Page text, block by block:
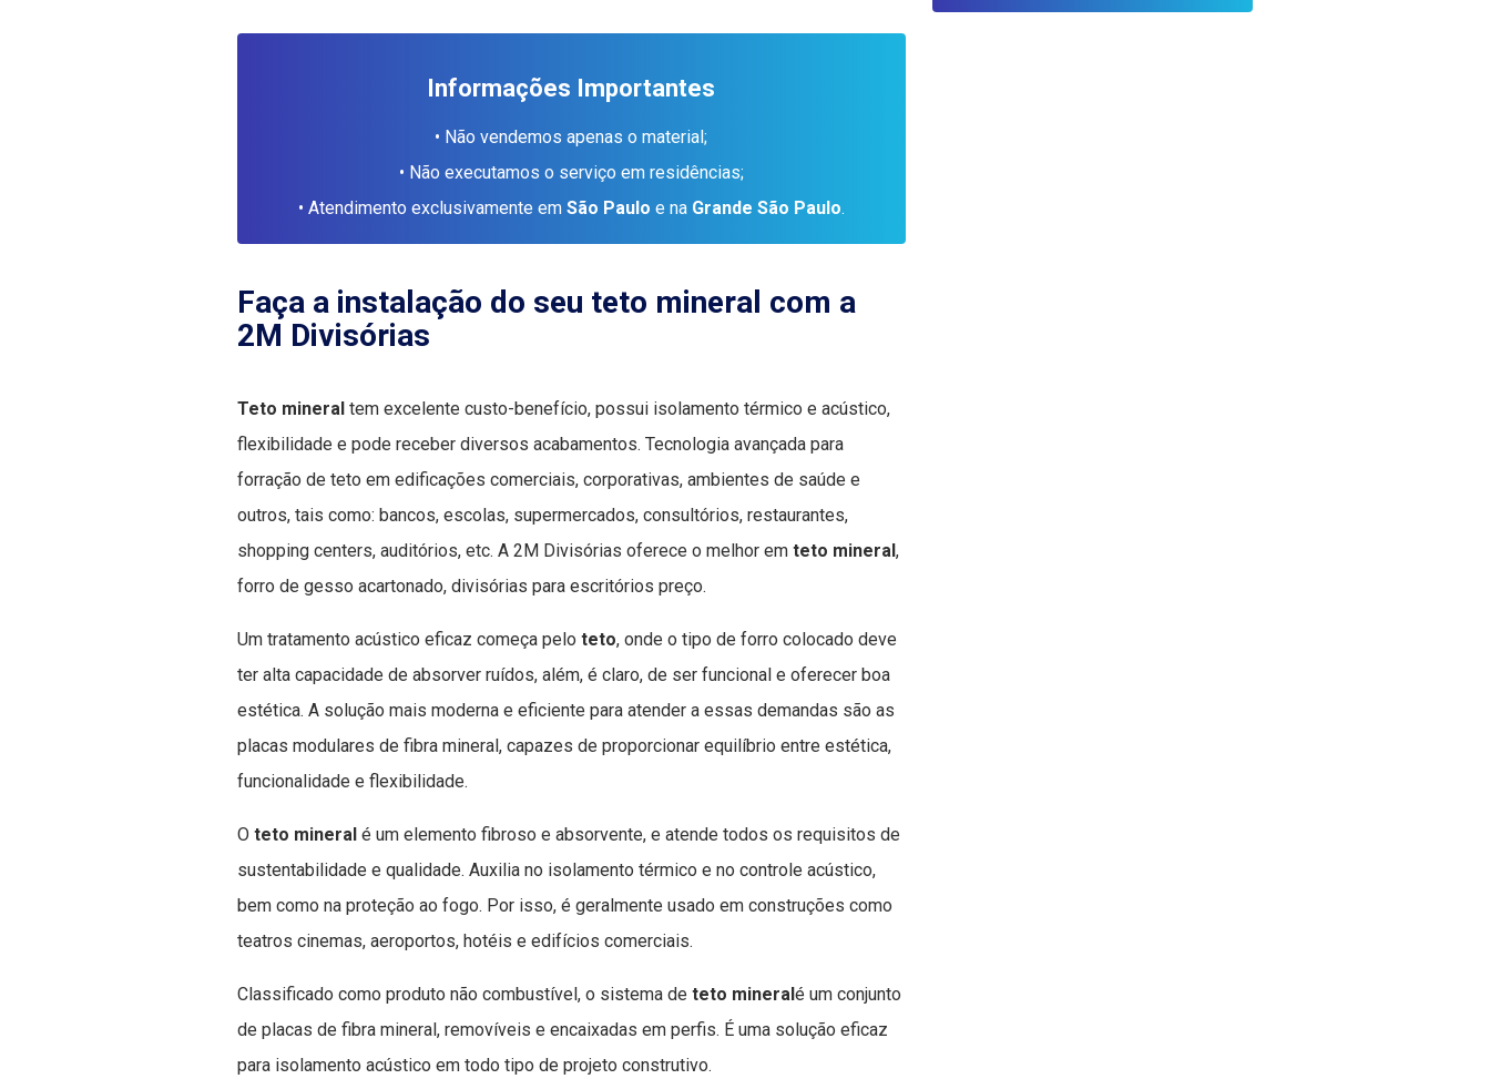
Informações Importantes
• Não vendemos apenas o material;
• Não executamos o serviço em residências;
• Atendimento exclusivamente em São Paulo e na Grande São Paulo.
Faça a instalação do seu teto mineral com a
2M Divisórias
Teto mineraltem excelente custo-benefício, possui isolamento térmico e acústico,
flexibilidade e pode receber diversos acabamentos. Tecnologia avançada para
forração de teto em edificações comerciais, corporativas, ambientes de saúde e
outros, tais como: bancos, escolas, supermercados, consultórios, restaurantes,
shopping centers, auditórios, etc. A 2M Divisórias oferece o melhor em teto mineral,
forro de gesso acartonado, divisórias para escritórios preço.
Um tratamento acústico eficaz começa pelo teto, onde o tipo de forro colocado deve
ter alta capacidade de absorver ruídos, além, é claro, de ser funcional e oferecer boa
estética. A solução mais moderna e eficiente para atender a essas demandas são as
placas modulares de fibra mineral, capazes de proporcionar equilíbrio entre estética,
funcionalidade e flexibilidade.
O teto mineral é um elemento fibroso e absorvente, e atende todos os requisitos de
sustentabilidade e qualidade. Auxilia no isolamento térmico e no controle acústico,
bem como na proteção ao fogo. Por isso, é geralmente usado em construções como
teatros cinemas, aeroportos, hotéis e edifícios comerciais.
Classificado como produto não combustível, o sistema de teto mineralé um conjunto
de placas de fibra mineral, removíveis e encaixadas em perfis. É uma solução eficaz
para isolamento acústico em todo tipo de projeto construtivo.